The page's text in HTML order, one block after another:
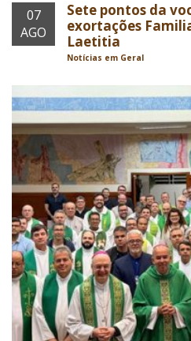
07
AGO
Sete pontos da
exortações
Laetitia
Notícias em Geral